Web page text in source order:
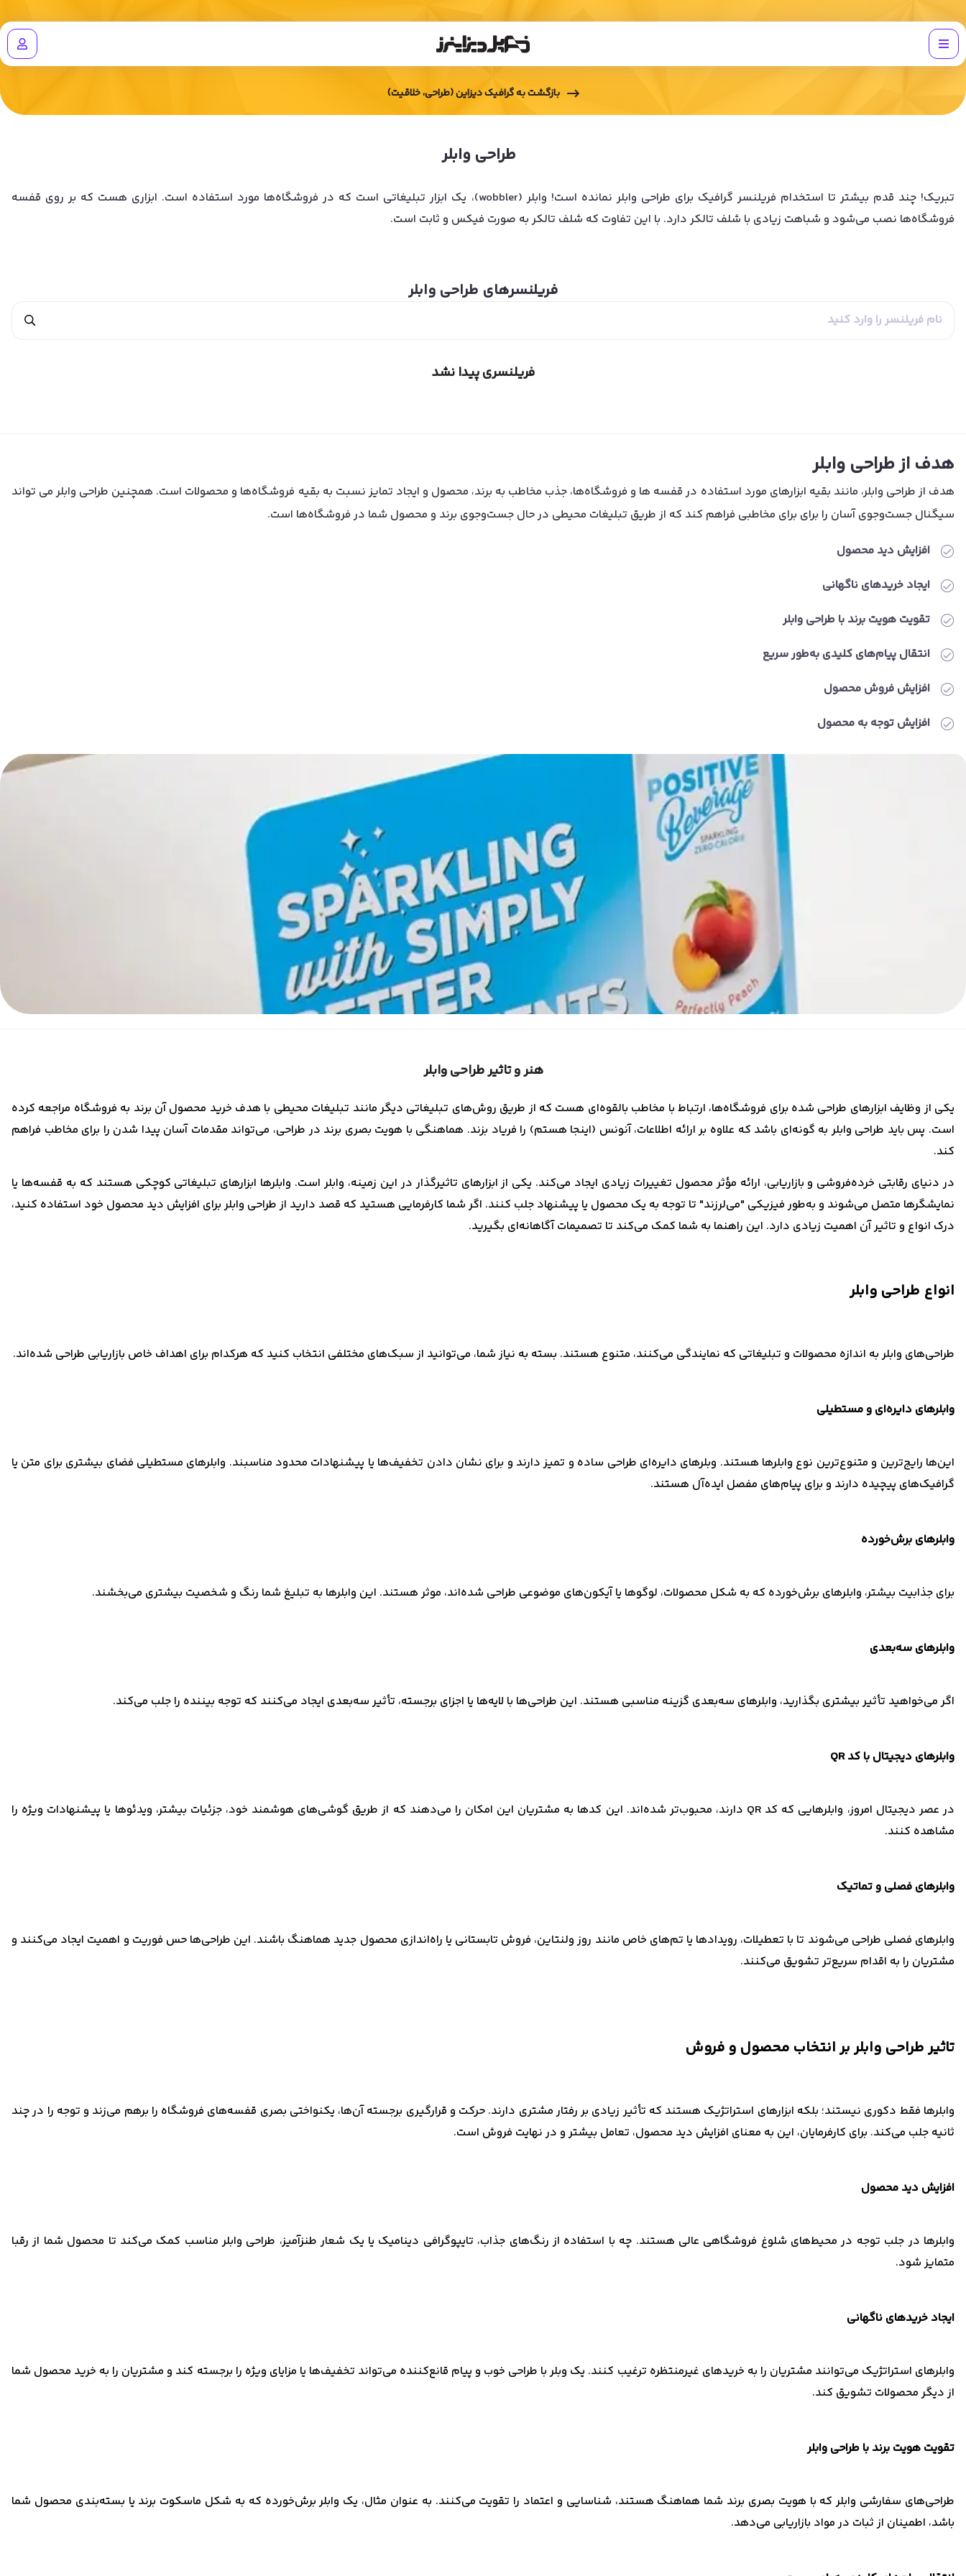
بازگشت بهگرافیک دیزاین (طراحی، خلاقیت)
طراحی وابلر
تبریک! چند قدم بیشتر تا استخدام فریلنسر گرافیک برای طراحی وابلر نمانده است! وابلر (wobbler)، یک ابزار تبلیغاتی است که در فروشگاه‌ها مورد استفاده است. ابزاری هست که بر روی قفسه
فروشگاه‌ها نصب می‌شود و شباهت زیادی با شلف تالکر دارد. با این تفاوت که شلف تالکر به صورت فیکس و ثابت است.
فریلنسرهای طراحی وابلر
فریلنسری پیدا نشد
هدف از طراحی وابلر
هدف از طراحی وابلر، مانند بقیه ابزارهای مورد استفاده در قفسه ها و فروشگاه‌ها، جذب مخاطب به برند، محصول و ایجاد تمایز نسبت به بقیه فروشگاه‌ها و محصولات است. همچنین طراحی وابلر می تواند
سیگنال جست‌وجوی آسان را برای برای مخاطبی فراهم کند که از طریق تبلیغات محیطی در حال جست‌وجوی برند و محصول شما در فروشگاه‌ها است.
افزایش دید محصول
ایجاد خریدهای ناگهانی
تقویت هویت برند با طراحی وابلر
انتقال پیام‌های کلیدی به‌طور سریع
افزایش فروش محصول
افزایش توجه به محصول
هنر و تاثیر طراحی وابلر
یکی از وظایف ابزارهای طراحی شده برای فروشگاه‌ها، ارتباط با مخاطب بالقوه‌ای هست که از طریق روش‌های تبلیغاتی دیگر مانند تبلیغات محیطی با هدف خرید محصول آن برند به فروشگاه مراجعه کرده
است. پس باید طراحی وابلر به گونه‌ای باشد که علاوه بر ارائه اطلاعات، آنونس (اینجا هستم) را فریاد بزند. هماهنگی با هویت بصری برند در طراحی، می‌تواند مقدمات آسان پیدا شدن را برای مخاطب فراهم
کند.
در دنیای رقابتی خرده‌فروشی و بازاریابی، ارائه مؤثر محصول تغییرات زیادی ایجاد می‌کند. یکی از ابزارهای تاثیرگذار در این زمینه، وابلر است. وابلرها ابزارهای تبلیغاتی کوچکی هستند که به قفسه‌ها یا
نمایشگرها متصل می‌شوند و به‌طور فیزیکی "می‌لرزند" تا توجه به یک محصول یا پیشنهاد جلب کنند. اگر شما کارفرمایی هستید که قصد دارید از طراحی وابلر برای افزایش دید محصول خود استفاده کنید،
درک انواع و تاثیر آن اهمیت زیادی دارد. این راهنما به شما کمک می‌کند تا تصمیمات آگاهانه‌ای بگیرید.
انواع طراحی وابلر
طراحی‌های وابلر به اندازه محصولات و تبلیغاتی که نمایندگی می‌کنند، متنوع هستند. بسته به نیاز شما، می‌توانید از سبک‌های مختلفی انتخاب کنید که هرکدام برای اهداف خاص بازاریابی طراحی شده‌اند.
وابلرهای دایره‌ای و مستطیلی
این‌ها رایج‌ترین و متنوع‌ترین نوع وابلرها هستند. وبلرهای دایره‌ای طراحی ساده و تمیز دارند و برای نشان دادن تخفیف‌ها یا پیشنهادات محدود مناسبند. وابلرهای مستطیلی فضای بیشتری برای متن یا
گرافیک‌های پیچیده دارند و برای پیام‌های مفصل ایده‌آل هستند.
وابلرهای برش‌خورده
برای جذابیت بیشتر، وابلرهای برش‌خورده که به شکل محصولات، لوگوها یا آیکون‌های موضوعی طراحی شده‌اند، موثر هستند. این وابلرها به تبلیغ شما رنگ و شخصیت بیشتری می‌بخشند.
وابلرهای سه‌بعدی
اگر می‌خواهید تأثیر بیشتری بگذارید، وابلرهای سه‌بعدی گزینه مناسبی هستند. این طراحی‌ها با لایه‌ها یا اجزای برجسته، تأثیر سه‌بعدی ایجاد می‌کنند که توجه بیننده را جلب می‌کند.
وابلرهای دیجیتال با کد QR
در عصر دیجیتال امروز، وابلرهایی که کد QR دارند، محبوب‌تر شده‌اند. این کدها به مشتریان این امکان را می‌دهند که از طریق گوشی‌های هوشمند خود، جزئیات بیشتر، ویدئوها یا پیشنهادات ویژه را
مشاهده کنند.
وابلرهای فصلی و تماتیک
وابلرهای فصلی طراحی می‌شوند تا با تعطیلات، رویدادها یا تم‌های خاص مانند روز ولنتاین، فروش تابستانی یا راه‌اندازی محصول جدید هماهنگ باشند. این طراحی‌ها حس فوریت و اهمیت ایجاد می‌کنند و
مشتریان را به اقدام سریع‌تر تشویق می‌کنند.
تاثیر طراحی وابلر بر انتخاب محصول و فروش
وابلرها فقط دکوری نیستند؛ بلکه ابزارهای استراتژیک هستند که تأثیر زیادی بر رفتار مشتری دارند. حرکت و قرارگیری برجسته آن‌ها، یکنواختی بصری قفسه‌های فروشگاه را برهم می‌زند و توجه را در چند
ثانیه جلب می‌کند. برای کارفرمایان، این به معنای افزایش دید محصول، تعامل بیشتر و در نهایت فروش است.
افزایش دید محصول
وابلرها در جلب توجه در محیط‌های شلوغ فروشگاهی عالی هستند. چه با استفاده از رنگ‌های جذاب، تایپوگرافی دینامیک یا یک شعار طنزآمیز، طراحی وابلر مناسب کمک می‌کند تا محصول شما از رقبا
متمایز شود.
ایجاد خریدهای ناگهانی
وابلرهای استراتژیک می‌توانند مشتریان را به خریدهای غیرمنتظره ترغیب کنند. یک وبلر با طراحی خوب و پیام قانع‌کننده می‌تواند تخفیف‌ها یا مزایای ویژه را برجسته کند و مشتریان را به خرید محصول شما
از دیگر محصولات تشویق کند.
تقویت هویت برند با طراحی وابلر
طراحی‌های سفارشی وابلر که با هویت بصری برند شما هماهنگ هستند، شناسایی و اعتماد را تقویت می‌کنند. به عنوان مثال، یک وابلر برش‌خورده که به شکل ماسکوت برند یا بسته‌بندی محصول شما
باشد، اطمینان از ثبات در مواد بازاریابی می‌دهد.